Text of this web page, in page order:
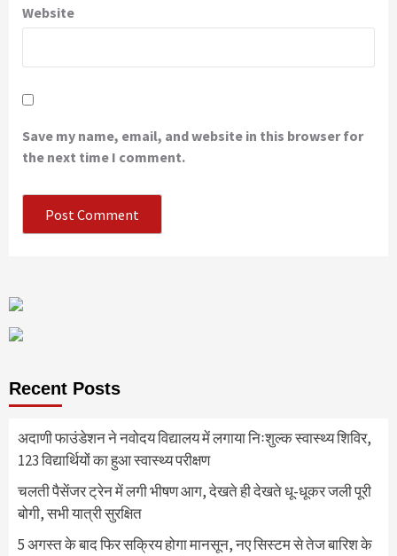
Website
Save my name, email, and website in this browser for
the next time I comment.
Recent Posts
अदाणी फाउंडेशन ने नवोदय विद्यालय में लगाया निःशुल्क स्वास्थ्य शिविर,
123 विद्यार्थियों का हुआ स्वास्थ्य परीक्षण
चलती पैसेंजर ट्रेन में लगी भीषण आग, देखते ही देखते धू-धूकर जली पूरी
बोगी, सभी यात्री सुरक्षित
5 अगस्त के बाद फिर सक्रिय होगा मानसून, नए सिस्टम से तेज बारिश के